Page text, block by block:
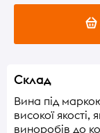
Склад
Вина під
високої якості,
виноробів до